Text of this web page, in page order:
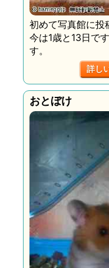
初めて写真館に投
今は1歳と13日で
す。
詳し
おとぼけ